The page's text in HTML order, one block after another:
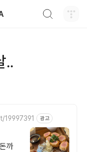
..
19997391 광고
까